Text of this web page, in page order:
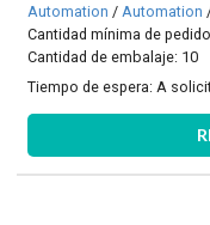
Automation / Automation
Cantidad mínima de
Cantidad de embalaje: 10
Tiempo de espera:A